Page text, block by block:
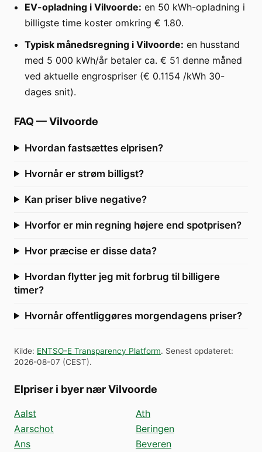
EV-opladning i Vilvoorde: en 50 kWh-opladning i
billigste time koster omkring € 1.80.
Typisk månedsregning i Vilvoorde: en husstand
med 5 000 kWh/år betaler ca. € 51 denne måned
ved aktuelle engrospriser (€ 0.1154 /kWh 30-
dages snit).
FAQ —Vilvoorde
Hvordan fastsættes elprisen?
Hvornår er strøm billigst?
Kan priser blive negative?
Hvorfor er min regning højere end spotprisen?
Hvor præcise er disse data?
Hvordan flytter jeg mit forbrug til billigere
timer?
Hvornår offentliggøres morgendagens priser?
Kilde: ENTSO-E Transparency Platform. Senest opdateret:
2026-08-07 (CEST).
Elpriser i byer nær Vilvoorde
Aalst
Aarschot
Ans
Ath
Beringen
Beveren